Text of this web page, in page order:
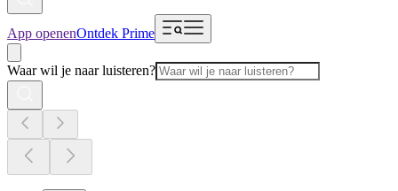
App openenOntdek Prime
Waar wil je naar luisteren?